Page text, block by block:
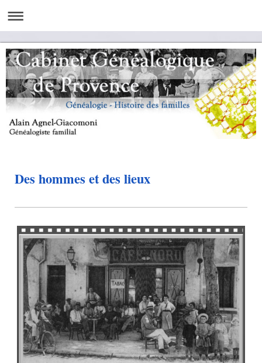
Des hommes et des lieux